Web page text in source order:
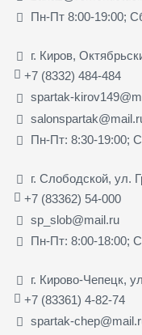
Пн-Пт 8:00-19:00;
г. Киров,
+7 (8332) 484-484
spartak-
Пн-Пт: 8:30-19:00;
г. Слободской, ул.
+7 (83362) 54-000
sp_slob@mail.ru
Пн-Пт: 8:00-18:00;
г. Кирово-Чепецк,
+7 (83361) 4-82-74
spartak-